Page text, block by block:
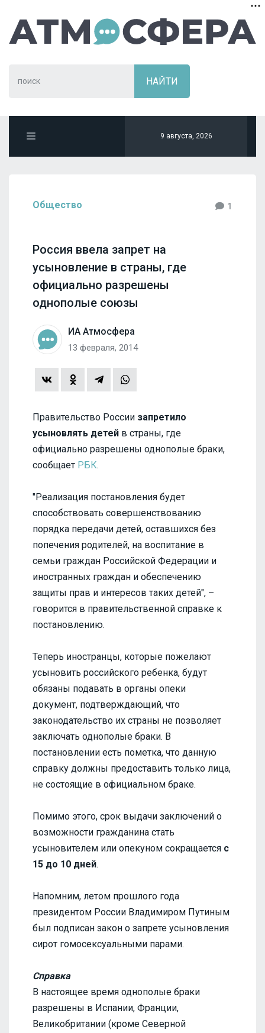
9 августа, 2026
Общество 1
Россия ввела запрет на
усыновление в страны, где
официально разрешены
однополые союзы
ИА Атмосфера
13 февраля, 2014
Правительство России запретило
усыновлять детей в страны, где
официально разрешены однополые браки,
сообщает РБК.
"Реализация постановления будет
способствовать совершенствованию
порядка передачи детей, оставшихся без
попечения родителей, на воспитание в
семьи граждан Российской Федерации и
иностранных граждан и обеспечению
защиты прав и интересов таких детей", –
говорится в правительственной справке к
постановлению.
Теперь иностранцы, которые пожелают
усыновить российского ребенка, будут
обязаны подавать в органы опеки
документ, подтверждающий, что
законодательство их страны не позволяет
заключать однополые браки. В
постановлении есть пометка, что данную
справку должны предоставить только лица,
не состоящие в официальном браке.
Помимо этого, срок выдачи заключений о
возможности гражданина стать
усыновителем или опекуном сокращается с
15 до 10 дней.
Напомним, летом прошлого года
президентом России Владимиром Путиным
был подписан закон о запрете усыновления
сирот гомосексуальными парами.
Справка
В настоящее время однополые браки
разрешены в Испании, Франции,
Великобритании (кроме Северной